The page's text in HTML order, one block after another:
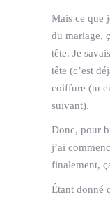
Mais ce que
du mariage,
tête. Je
tête (c’est
coiffure (tu
suivant).
Donc, pour
j’ai
finalement,
Étant donné